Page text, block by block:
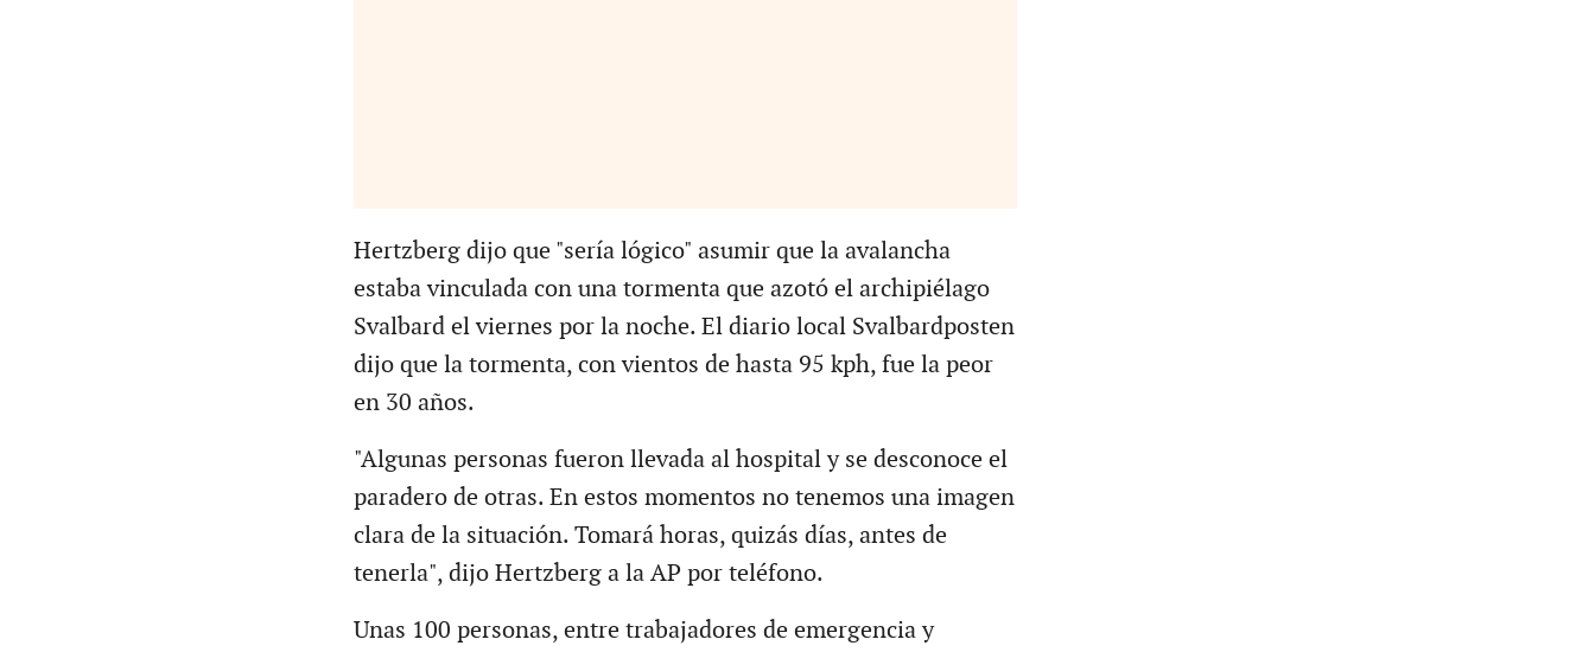
Hertzberg dijo que "sería lógico" asumir que la avalancha
estaba vinculada con una tormenta que azotó el archipiélago
Svalbard el viernes por la noche. El diario local Svalbardposten
dijo que la tormenta, con vientos de hasta 95 kph, fue la peor
en 30 años.
"Algunas personas fueron llevada al hospital y se desconoce el
paradero de otras. En estos momentos no tenemos una imagen
clara de la situación. Tomará horas, quizás días, antes de
tenerla", dijo Hertzberg a la AP por teléfono.
Unas 100 personas, entre trabajadores de emergencia y